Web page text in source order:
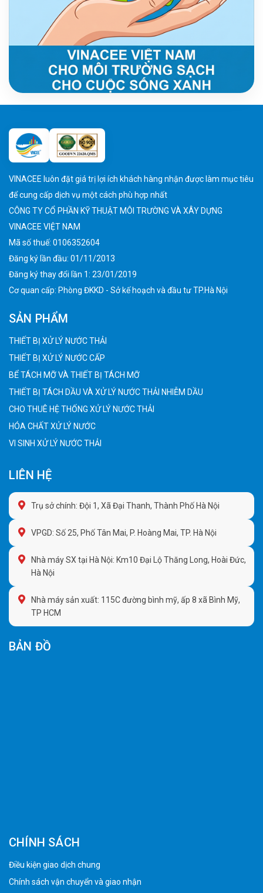
VINACEE luôn đặt giá trị lợi ích khách hàng nhận được làm mục tiêu
để cung cấp dịch vụ một cách phù hợp nhất
CÔNG TY CỔ PHẦN KỸ THUẬT MÔI TRƯỜNG VÀ XÂY DỰNG
VINACEE VIỆT NAM
Mã số thuế: 0106352604
Đăng ký lần đầu: 01/11/2013
Đăng ký thay đổi lần 1: 23/01/2019
Cơ quan cấp: Phòng ĐKKD - Sở kế hoạch và đầu tư TP.Hà Nội
SẢN PHẨM
THIẾT BỊ XỬ LÝ NƯỚC THẢI
THIẾT BỊ XỬ LÝ NƯỚC CẤP
BỂ TÁCH MỠ VÀ THIẾT BỊ TÁCH MỠ
THIẾT BỊ TÁCH DẦU VÀ XỬ LÝ NƯỚC THẢI NHIỄM DẦU
CHO THUÊ HỆ THỐNG XỬ LÝ NƯỚC THẢI
HÓA CHẤT XỬ LÝ NƯỚC
VI SINH XỬ LÝ NƯỚC THẢI
LIÊN HỆ
Trụ sở chính: Đội 1, Xã Đại Thanh, Thành Phố Hà Nội
VPGD: Số 25, Phố Tân Mai, P. Hoàng Mai, TP. Hà Nội
Nhà máy SX tại Hà Nội: Km10 Đại Lộ Thăng Long, Hoài Đức,
Hà Nội
Nhà máy sản xuất: 115C đường bình mỹ, ấp 8 xã Bình Mỹ,
TP HCM
BẢN ĐỒ
CHÍNH SÁCH
Điều kiện giao dịch chung
Chính sách vận chuyển và giao nhận